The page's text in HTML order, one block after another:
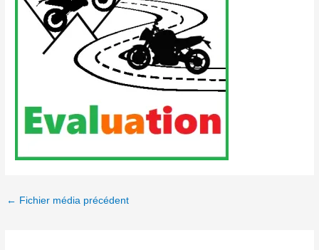
← Fichier média précédent